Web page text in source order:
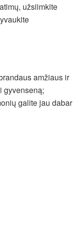
užsiimkite
amžiaus ir
gyvenseną;
galite jau dabar